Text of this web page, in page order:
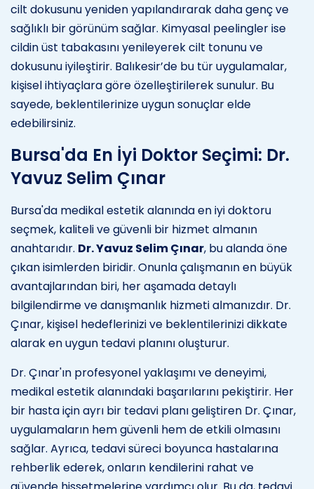
cilt dokusunu yeniden yapılandırarak daha genç ve
sağlıklı bir görünüm sağlar. Kimyasal peelingler ise
cildin üst tabakasını yenileyerek cilt tonunu ve
dokusunu iyileştirir. Balıkesir’de bu tür uygulamalar,
kişisel ihtiyaçlara göre özelleştirilerek sunulur. Bu
sayede, beklentilerinize uygun sonuçlar elde
edebilirsiniz.
Bursa'da En İyi Doktor Seçimi: Dr.
Yavuz Selim Çınar
Bursa'da medikal estetik alanında en iyi doktoru
seçmek, kaliteli ve güvenli bir hizmet almanın
anahtarıdır. Dr. Yavuz Selim Çınar, bu alanda öne
çıkan isimlerden biridir. Onunla çalışmanın en büyük
avantajlarından biri, her aşamada detaylı
bilgilendirme ve danışmanlık hizmeti almanızdır. Dr.
Çınar, kişisel hedeflerinizi ve beklentilerinizi dikkate
alarak en uygun tedavi planını oluşturur.
Dr. Çınar'ın profesyonel yaklaşımı ve deneyimi,
medikal estetik alanındaki başarılarını pekiştirir. Her
bir hasta için ayrı bir tedavi planı geliştiren Dr. Çınar,
uygulamaların hem güvenli hem de etkili olmasını
sağlar. Ayrıca, tedavi süreci boyunca hastalarına
rehberlik ederek, onların kendilerini rahat ve